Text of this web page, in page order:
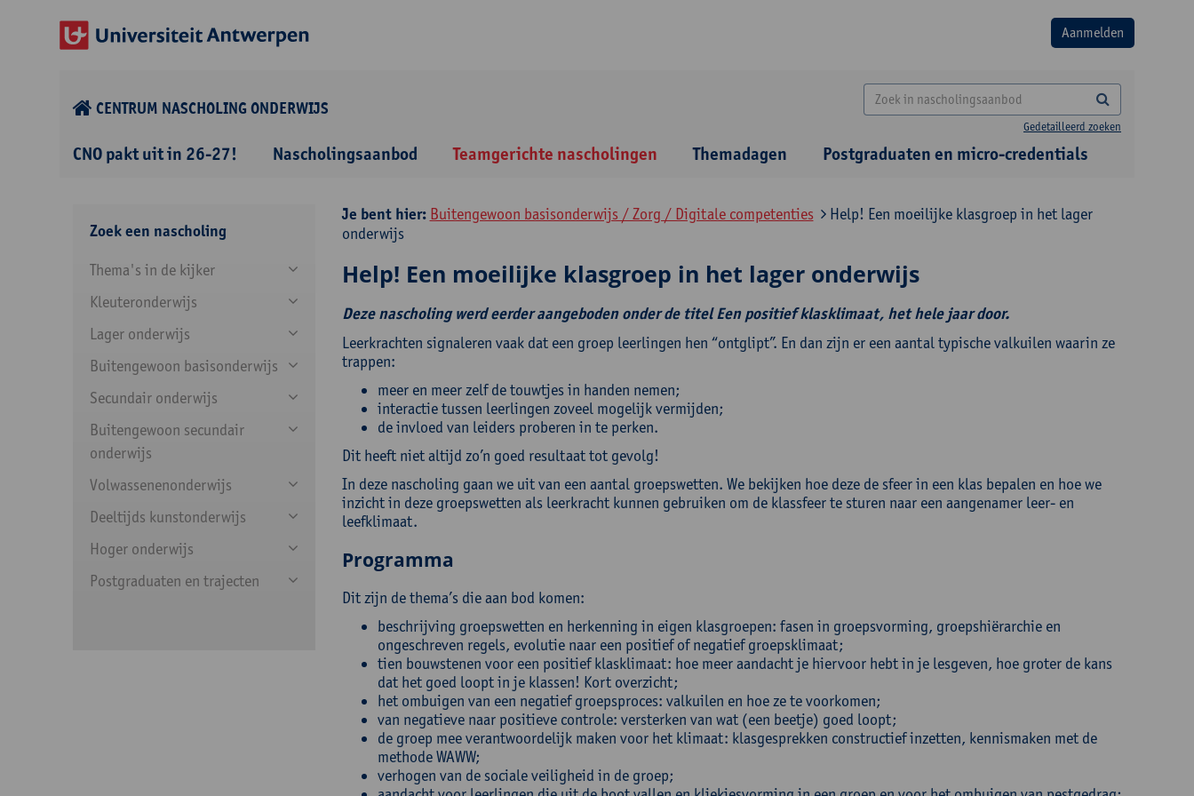
CENTRUM NASCHOLING ONDERWIJS
Gedetailleerd zoeken
CNO pakt uit in 26-27! Nascholingsaanbod Teamgerichte nascholingen Themadagen Postgraduaten en micro-credentials
Zoek een nascholing
Thema's in de kijker
Kleuteronderwijs
Lager onderwijs
Buitengewoon basisonderwijs
Secundair onderwijs
Buitengewoon secundair
onderwijs
Volwassenenonderwijs
Deeltijds kunstonderwijs
Hoger onderwijs
Postgraduaten en trajecten
Je bent hier: Buitengewoon basisonderwijs / Zorg / Digitale competenties
Help! Een moeilijke klasgroep in het lager
onderwijs
Help! Een moeilijke klasgroep in het lager onderwijs
Deze nascholing werd eerder aangeboden onder de titel Een positief klasklimaat, het hele jaar door.
Leerkrachten signaleren vaak dat een groep leerlingen hen “ontglipt”. En dan zijn er een aantal typische valkuilen waarin ze
trappen:
meer en meer zelf de touwtjes in handen nemen;
interactie tussen leerlingen zoveel mogelijk vermijden;
de invloed van leiders proberen in te perken.
Dit heeft niet altijd zo’n goed resultaat tot gevolg!
In deze nascholing gaan we uit van een aantal groepswetten. We bekijken hoe deze de sfeer in een klas bepalen en hoe we
inzicht in deze groepswetten als leerkracht kunnen gebruiken om de klassfeer te sturen naar een aangenamer leer- en
leefklimaat.
Programma
Dit zijn de thema’s die aan bod komen:
beschrijving groepswetten en herkenning in eigen klasgroepen: fasen in groepsvorming, groepshiërarchie en
ongeschreven regels, evolutie naar een positief of negatief groepsklimaat;
tien bouwstenen voor een positief klasklimaat: hoe meer aandacht je hiervoor hebt in je lesgeven, hoe groter de kans
dat het goed loopt in je klassen! Kort overzicht;
het ombuigen van een negatief groepsproces: valkuilen en hoe ze te voorkomen;
van negatieve naar positieve controle: versterken van wat (een beetje) goed loopt;
de groep mee verantwoordelijk maken voor het klimaat: klasgesprekken constructief inzetten, kennismaken met de
methode WAWW;
verhogen van de sociale veiligheid in de groep;